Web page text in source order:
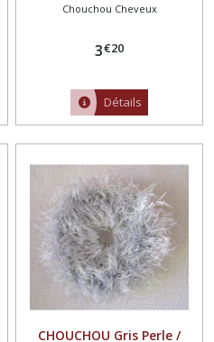
ÉLASTIQUE CHEVEUX queue
Chouchou Cheveux
3€20
Détails
CHOUCHOU Gris Perle /